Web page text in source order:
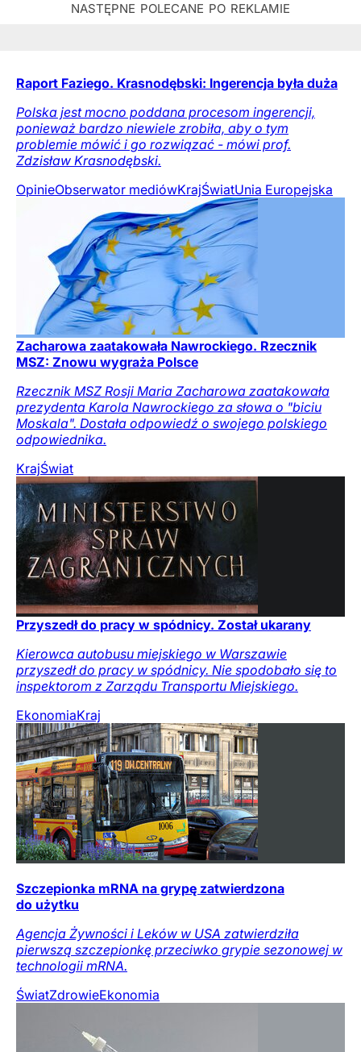
Raport Faziego. Krasnodębski: Ingerencja była duża
Polska jest mocno poddana procesom ingerencji,
ponieważ bardzo niewiele zrobiła, aby o tym
problemie mówić i go rozwiązać - mówi prof.
Zdzisław Krasnodębski.
OpinieObserwator mediówKrajŚwiatUnia Europejska
Zacharowa zaatakowała Nawrockiego. Rzecznik
MSZ: Znowu wygraża Polsce
Rzecznik MSZ Rosji Maria Zacharowa zaatakowała
prezydenta Karola Nawrockiego za słowa o "biciu
Moskala". Dostała odpowiedź o swojego polskiego
odpowiednika.
KrajŚwiat
Przyszedł do pracy w spódnicy. Został ukarany
Kierowca autobusu miejskiego w Warszawie
przyszedł do pracy w spódnicy. Nie spodobało się to
inspektorom z Zarządu Transportu Miejskiego.
EkonomiaKraj
Szczepionka mRNA na grypę zatwierdzona
do użytku
Agencja Żywności i Leków w USA zatwierdziła
pierwszą szczepionkę przeciwko grypie sezonowej w
technologii mRNA.
ŚwiatZdrowieEkonomia